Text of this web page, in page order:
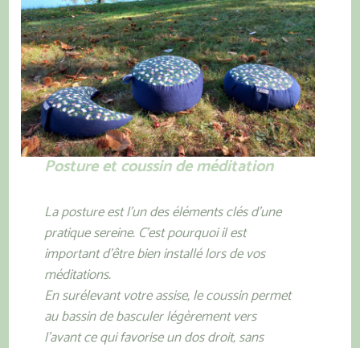
Posture et coussin de méditation
La posture est l’un des éléments clés d’une
pratique sereine. C’est pourquoi il est
important d’être bien installé lors de vos
méditations.
En surélevant votre assise, le coussin permet
au bassin de basculer légèrement vers
l’avant ce qui favorise un dos droit, sans